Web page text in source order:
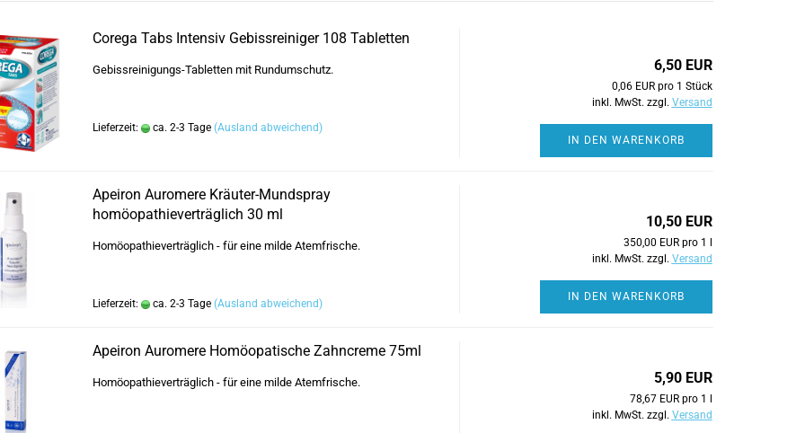
Corega Tabs Intensiv Gebissreiniger 108 Tabletten
Gebissreinigungs-Tabletten mit Rundumschutz.
Lieferzeit: ca. 2-3 Tage (Ausland abweichend)
6,50 EUR
0,06 EUR pro 1 Stück
inkl. MwSt. zzgl. Versand
IN DEN WARENKORB
Apeiron Auromere Kräuter-Mundspray
homöopathieverträglich 30 ml
Homöopathieverträglich - für eine milde Atemfrische.
Lieferzeit: ca. 2-3 Tage (Ausland abweichend)
10,50 EUR
350,00 EUR pro 1 l
inkl. MwSt. zzgl. Versand
IN DEN WARENKORB
Apeiron Auromere Homöopatische Zahncreme 75ml
Homöopathieverträglich - für eine milde Atemfrische. 5,90 EUR
78,67 EUR pro 1 l
inkl. MwSt. zzgl. Versand